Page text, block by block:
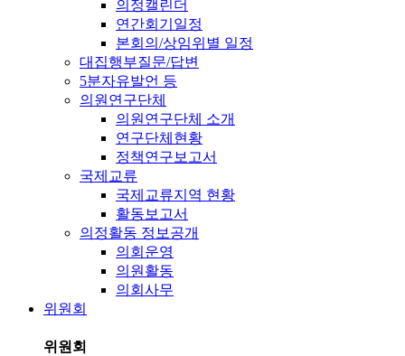
의정캘린더
연간회기일정
본회의/상임위별 일정
대집행부질문/답변
5분자유발언 등
의원연구단체
의원연구단체 소개
연구단체현황
정책연구보고서
국제교류
국제교류지역 현황
활동보고서
의정활동 정보공개
의회운영
의원활동
의회사무
위원회
위원회